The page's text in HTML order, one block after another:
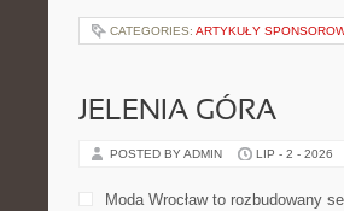
CATEGORIES: ARTYKUŁY
JELENIA GÓRA
POSTED BY ADMIN LIP - 2 - 2026
Moda Wrocław to rozbudowany